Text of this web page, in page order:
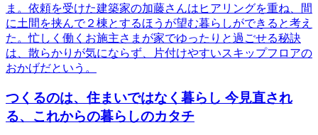
ま。依頼を受けた建築家の加藤さんはヒアリングを重ね、間
に土間を挟んで２棟とするほうが望む暮らしができると考え
た。忙しく働くお施主さまが家でゆったりと過ごせる秘訣
は、散らかりが気にならず、片付けやすいスキップフロアの
おかげだという。
つくるのは、住まいではなく暮らし 今見直され
る、これからの暮らしのカタチ